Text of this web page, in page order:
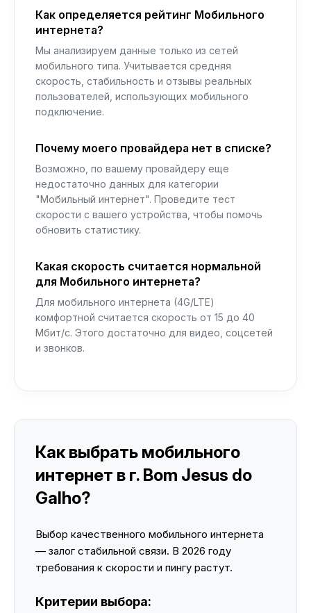
Как определяется рейтинг Мобильного
интернета?
Мы анализируем данные только из сетей
мобильного типа. Учитывается средняя
скорость, стабильность и отзывы реальных
пользователей, использующих мобильного
подключение.
Почему моего провайдера нет в списке?
Возможно, по вашему провайдеру еще
недостаточно данных для категории
"Мобильный интернет". Проведите тест
скорости с вашего устройства, чтобы помочь
обновить статистику.
Какая скорость считается нормальной
для Мобильного интернета?
Для мобильного интернета (4G/LTE)
комфортной считается скорость от 15 до 40
Мбит/с. Этого достаточно для видео, соцсетей
и звонков.
Как выбрать мобильного
интернет в г. Bom Jesus do
Galho?
Выбор качественного мобильного интернета
— залог стабильной связи. В 2026 году
требования к скорости и пингу растут.
Критерии выбора: